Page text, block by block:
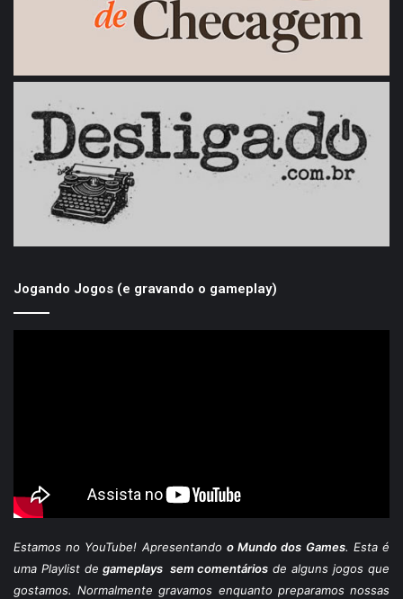
Jogando Jogos (e gravando o gameplay)
Estamosno YouTube! Apresentando o Mundo dos Games. Esta é
uma Playlist de gameplays sem comentários de alguns jogos que
gostamos. Normalmente gravamos enquanto preparamos nossas